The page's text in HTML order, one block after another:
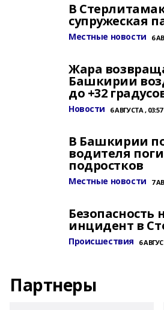
В
супружеская
Местные новости 6
Жара
Башкирии
до +32
Новости 6 АВГУСТА , 03:57
В Башкирии
водителя
подростков
Местные новости 7
Безопасность
инцидент в
Происшествия 6
Партнеры